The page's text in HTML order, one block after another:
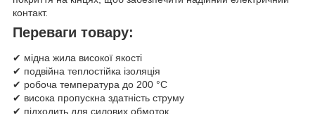
контакт.
Переваги товару:
✔ мідна жила високої якості
✔ подвійна теплостійка ізоляція
✔ робоча температура до 200 °C
✔ висока пропускна здатність струму
✔ підходить для силових обмоток